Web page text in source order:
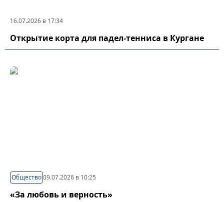
16.07.2026 в 17:34
Открытие корта для падел-тенниса в Кургане
Общество09.07.2026 в 10:25
«За любовь и верность»